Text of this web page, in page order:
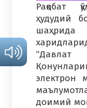
Рақобат
ҳудудий
“Давлат
электрон
доимий